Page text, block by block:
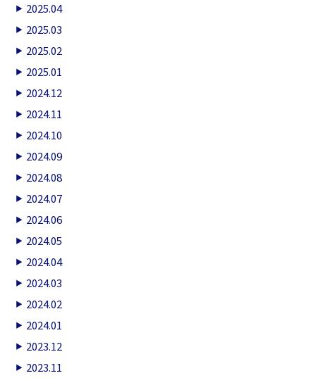
2025.04
2025.03
2025.02
2025.01
2024.12
2024.11
2024.10
2024.09
2024.08
2024.07
2024.06
2024.05
2024.04
2024.03
2024.02
2024.01
2023.12
2023.11